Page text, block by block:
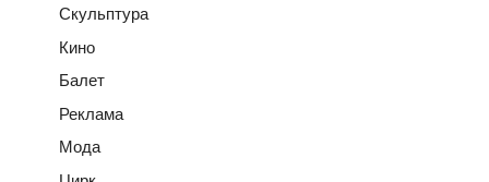
Скульптура
Кино
Балет
Реклама
Мода